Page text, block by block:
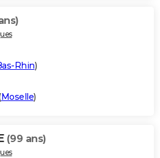
Rhin)
Moselle)
(99 ans)